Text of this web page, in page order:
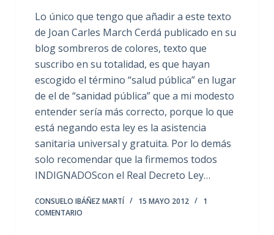
Lo único que tengo que añadir a este texto
de Joan Carles March Cerdá publicado en su
blog sombreros de colores, texto que
suscribo en su totalidad, es que hayan
escogido el término “salud pública” en lugar
de el de “sanidad pública” que a mi modesto
entender sería más correcto, porque lo que
está negando esta ley es la asistencia
sanitaria universal y gratuita. Por lo demás
solo recomendar que la firmemos todos
INDIGNADOScon el Real Decreto Ley…
CONSUELO IBÁÑEZ MARTÍ 15 MAYO 2012
1
COMENTARIO